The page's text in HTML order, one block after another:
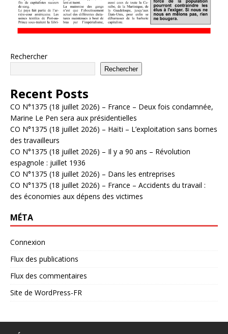
Rechercher
Rechercher
Recent Posts
CO N°1375 (18 juillet 2026) – France – Deux fois condamnée,
Marine Le Pen sera aux présidentielles
CO N°1375 (18 juillet 2026) – Haïti – L’exploitation sans bornes
des travailleurs
CO N°1375 (18 juillet 2026) – Il y a 90 ans – Révolution
espagnole : juillet 1936
CO N°1375 (18 juillet 2026) – Dans les entreprises
CO N°1375 (18 juillet 2026) – France – Accidents du travail :
des économies aux dépens des victimes
MÉTA
Connexion
Flux des publications
Flux des commentaires
Site de WordPress-FR